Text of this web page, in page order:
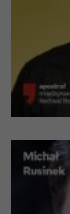
analizować
korzystasz z
Partnerzy
otrzymanymi
korzystania z ich